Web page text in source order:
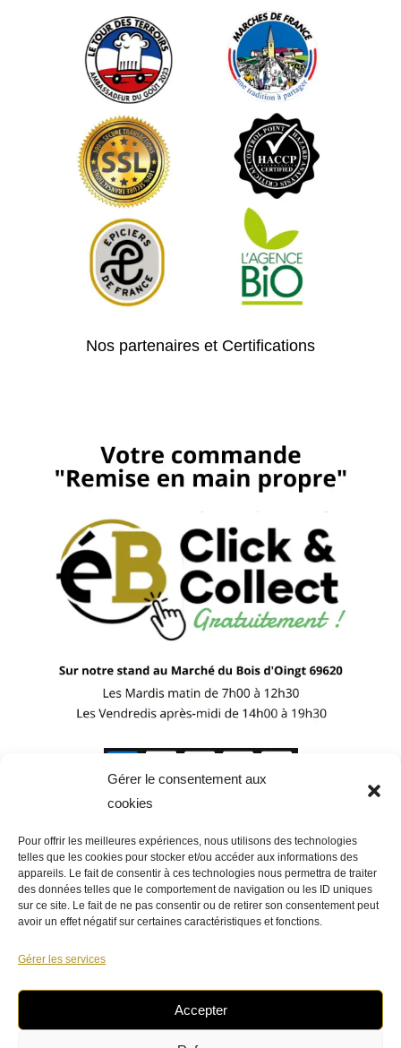
Gérer le consentement aux
cookies
Pour offrir les meilleures expériences, nous utilisons des technologies
telles que les cookies pour stocker et/ou accéder aux informations des
appareils. Le fait de consentir à ces technologies nous permettra de traiter
des données telles que le comportement de navigation ou les ID uniques
sur ce site. Le fait de ne pas consentir ou de retirer son consentement peut
avoir un effet négatif sur certaines caractéristiques et fonctions.
Gérer les services
Accepter
Nos partenaires et Certifications